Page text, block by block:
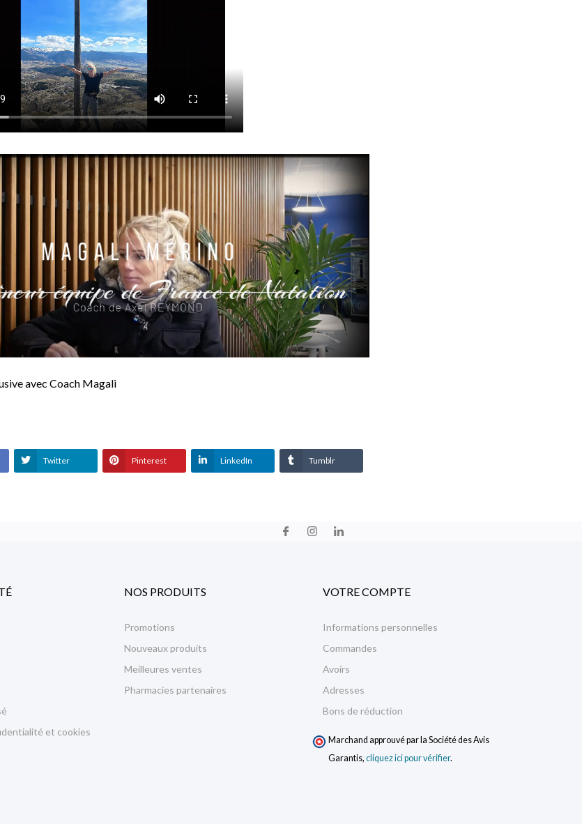
avec Coach Magali
Twitter Pinterest LinkedIn Tumblr
et cookies
NOS PRODUITS
Promotions
Nouveaux produits
Meilleures ventes
Pharmacies partenaires
VOTRE COMPTE
Informations personnelles
Commandes
Avoirs
Adresses
Bons de réduction
Marchand approuvé par la Société des Avis
Garantis, cliquez ici pour vérifier.